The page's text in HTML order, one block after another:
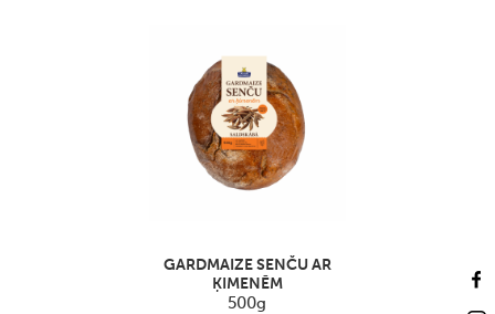
GARDMAIZE SENČU AR
ĶIMENĒM
500g